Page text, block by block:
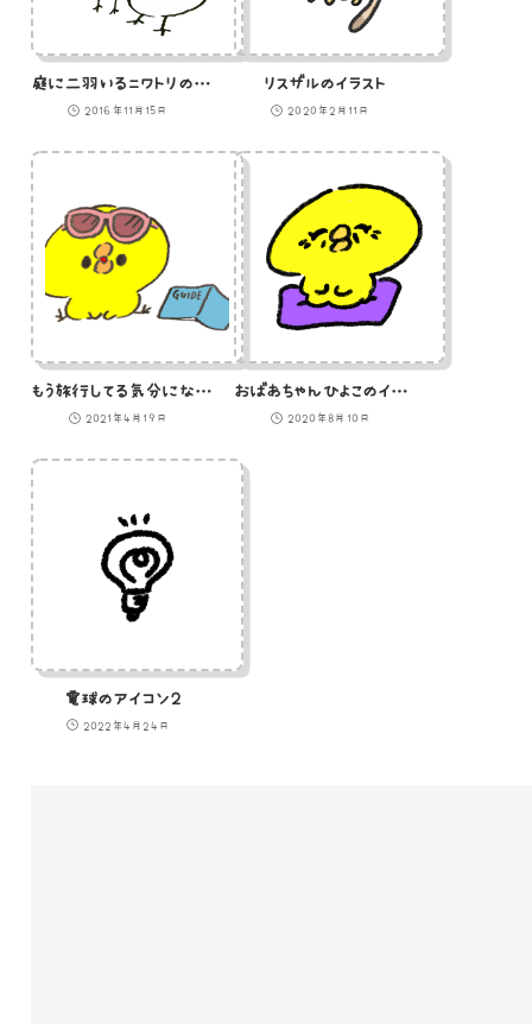
庭に二羽いるニワトリのイラスト
2016年11月15日
リスザルのイラスト
2020年2月11日
もう旅行してる気分になっちゃってるひよこのイラスト
2021年4月19日
おばあちゃんひよこのイラスト
2020年8月10日
電球のアイコン２
2022年4月24日